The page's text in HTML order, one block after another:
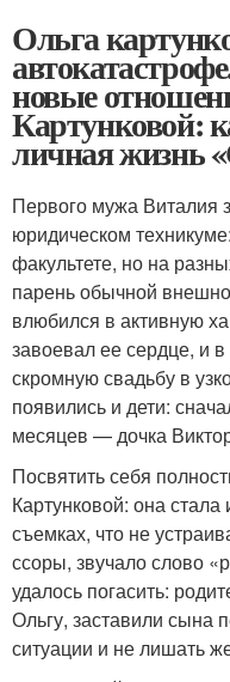
Ольга
новые
Картунковой:
личная жизнь
Первого мужа Виталия
юридическом
факультете, но на
парень обычной
влюбился в активную
завоевал ее сердце, и
скромную свадьбу в
появились и дети:
месяцев — дочка
Посвятить себя
Картунковой: она
съемках, что не
ссоры, звучало слово
удалось погасить:
Ольгу, заставили сына
ситуации и не лишать